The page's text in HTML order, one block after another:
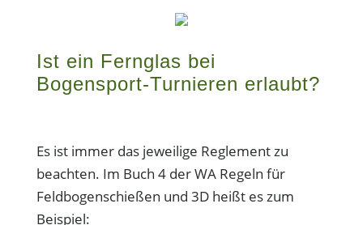
Ist ein Fernglas bei
Bogensport-Turnieren erlaubt?
Es ist immer das jeweilige Reglement zu
beachten. Im Buch 4 der WA Regeln für
Feldbogenschießen und 3D heißt es zum
Beispiel: